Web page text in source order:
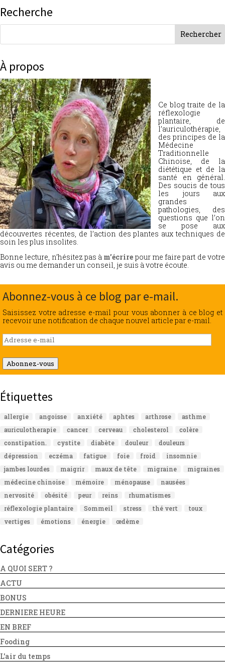
Recherche
À propos
Ce blog traite de la
réflexologie
plantaire, de
l’auriculothérapie,
des principes de la
Médecine
Traditionnelle
Chinoise, de la
diététique et de la
santé en général.
Des soucis de tous
les jours aux
grandes
pathologies, des
questions que l’on
se pose aux
découvertes récentes, de l’action des plantes aux techniques de
soin les plus insolites.
Bonne lecture, n’hésitez pas à m’écrire pour me faire part de votre
avis ou me demander un conseil, je suis à votre écoute.
Abonnez-vous à ce blog par e-mail.
Saisissez votre adresse e-mail pour vous abonner à ce blog et
recevoir une notification de chaque nouvel article par e-mail.
Adresse
e-
mail
Abonnez-vous
Étiquettes
allergie angoisse anxiété aphtes arthrose
asthme
auriculotherapie
cancer cerveau cholesterol
colère
constipation.
cystite diabète douleur
douleurs
dépression
eczéma fatigue foie froid
insomnie
jambes lourdes
maigrir maux de tête migraine
migraines
médecine chinoise
mémoire ménopause
nausées
nervosité
obésité peur reins
rhumatismes
réflexologie plantaire
Sommeil stress thé vert
toux
vertiges
émotions énergie œdème
Catégories
A QUOI SERT ?
ACTU
BONUS
DERNIERE HEURE
EN BREF
Fooding
L'air du temps